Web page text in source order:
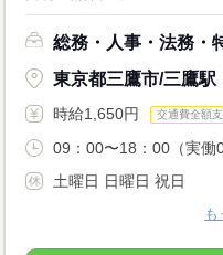
総務・人事・法務・
東京都三鷹市/三鷹駅
時給1,650円 交通費全額
09：00〜18：00（実働
土曜日 日曜日 祝日
も